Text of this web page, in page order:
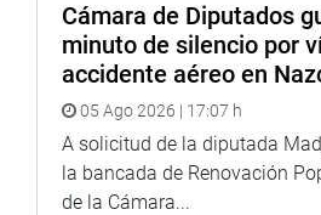
Cámara de Diputados
minuto de silencio por
accidente aéreo en
05 Ago 2026 | 17:07 h
A solicitud de la diputada
la bancada de Renovación
de la Cámara...